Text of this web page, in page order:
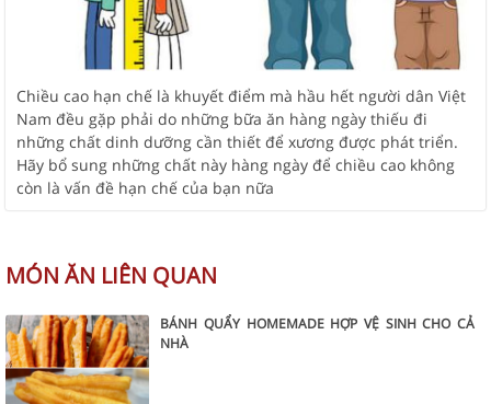
Chiều cao hạn chế là khuyết điểm mà hầu hết người dân Việt
Nam đều gặp phải do những bữa ăn hàng ngày thiếu đi
những chất dinh dưỡng cần thiết để xương được phát triển.
Hãy bổ sung những chất này hàng ngày để chiều cao không
còn là vấn đề hạn chế của bạn nữa
MÓN ĂN LIÊN QUAN
BÁNH QUẨY HOMEMADE HỢP VỆ SINH CHO CẢ
NHÀ